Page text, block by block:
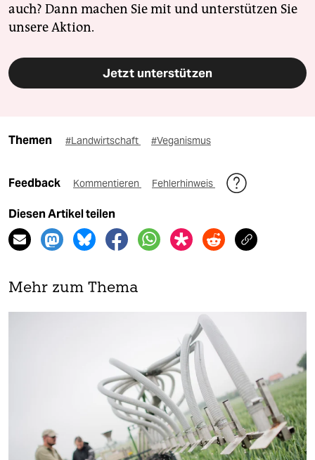
auch? Dann machen Sie mit und unterstützen Sie
unsere Aktion.
Jetzt unterstützen
Themen #Landwirtschaft #Veganismus
Feedback Kommentieren Fehlerhinweis
Diesen Artikel teilen
Mehr zum Thema